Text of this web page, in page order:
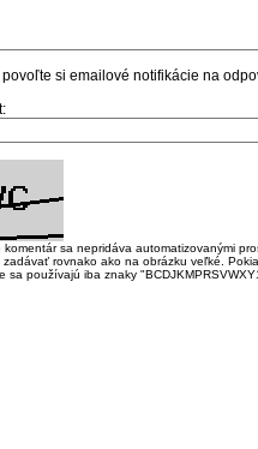
povoľte si emailové notifikácie na
komentár sa nepridáva automatizovanými
zadávať rovnako ako na obrázku veľké.
sa používajú iba znaky